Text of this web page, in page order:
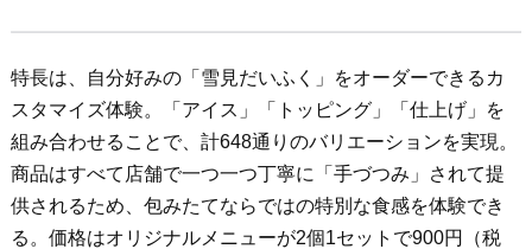
特長は、自分好みの「雪見だいふく」をオーダーできるカ
スタマイズ体験。「アイス」「トッピング」「仕上げ」を
組み合わせることで、計648通りのバリエーションを実現。
商品はすべて店舗で一つ一つ丁寧に「手づつみ」されて提
供されるため、包みたてならではの特別な食感を体験でき
る。価格はオリジナルメニューが2個1セットで900円（税